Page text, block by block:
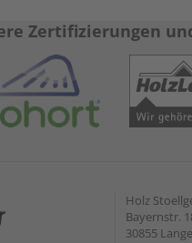
Zertifizierungen
Holz
Bayernstr.
30855